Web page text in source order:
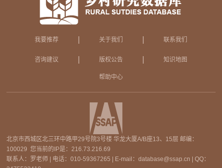
我要推荐 关于我们 联系我们
咨询建议 版权公告 知识地图
帮助中心
北京市西城区北三环中路甲29号院3号楼 华龙大厦A/B座13、15层 邮编：
100029 您当前的IP是： 216.73.216.69
联系人：罗老师 | 电话：010-59367265 | E-mail：database@ssap.cn | QQ：